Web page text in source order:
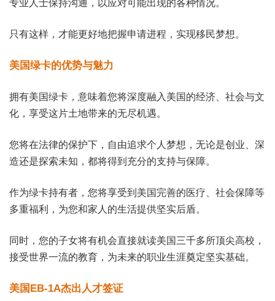
专业人士保持沟通，以应对可能出现的各种情况。
只有这样，才能更好地把握申请进程，实现移民梦想。
美国绿卡的优势与魅力
拥有美国绿卡，意味着您将深度融入美国的经济、社会与文
化，享受这片土地带来的无尽机遇。
您将在法律的保护下，自由追求个人梦想，无论是创业、深
造还是探索未知，都将得到充分的支持与保障。
作为绿卡持有者，您将享受到美国完善的医疗、社会保障等
多重福利，为您和家人的生活提供坚实后盾。
同时，您的子女将有机会直接就读美国三千多所顶尖高校，
接受世界一流的教育，为未来的职业生涯奠定坚实基础。
美国EB-1A杰出人才签证